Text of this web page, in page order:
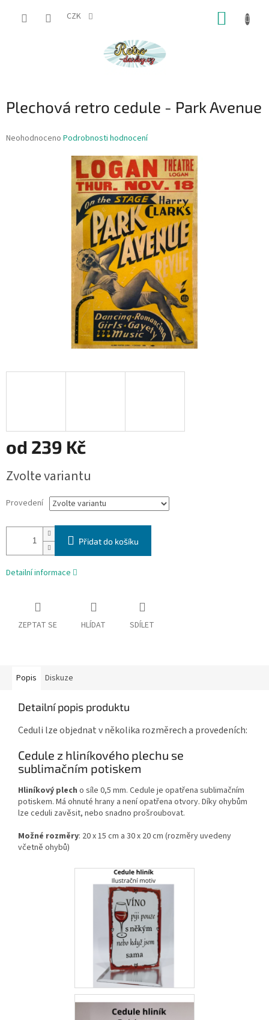
CZK
Plechová retro cedule - Park Avenue
Průměrné
Neohodnoceno Podrobnosti hodnocení
od 239 Kč
cena:
Zvolte variantu
Provedení
Přidat do košíku
Detailní informace
ZEPTAT SE HLÍDAT SDÍLET
Popis Diskuze
Detailní popis produktu
Ceduli lze objednat v několika rozměrech a provedeních:
Cedule z hliníkového plechu se
sublimačním potiskem
Hliníkový plech o síle 0,5 mm. Cedule je opatřena sublimačním
potiskem. Má ohnuté hrany a není opatřena otvory. Díky ohybům
lze ceduli zavěsit, nebo snadno prošroubovat.
Možné rozměry: 20 x 15 cm a 30 x 20 cm (rozměry uvedeny
včetně ohybů)